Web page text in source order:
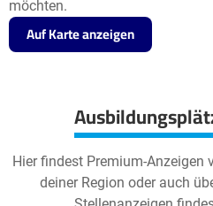
möchten.
Auf Karte anzeigen
Hier findest Premium-Anzeigen
deiner Region oder auch